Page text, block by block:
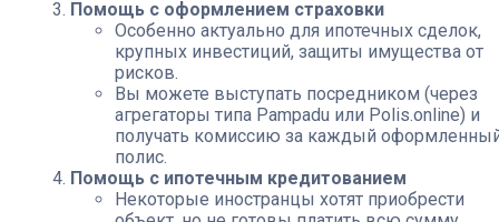
Помощь с оформлением страховки
Особенно актуально для ипотечных сделок,
крупных инвестиций, защиты имущества от
рисков.
Вы можете выступать посредником (через
агрегаторы типа Pampadu или Polis.online) и
получать комиссию за каждый
полис.
Помощь с ипотечным кредитованием
Некоторые иностранцы хотят приобрести